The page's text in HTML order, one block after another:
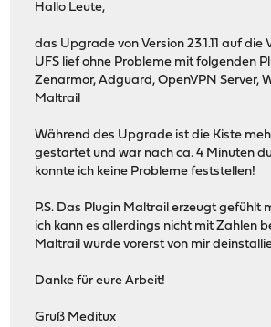
Hallo Leute,
das Upgrade von Version 23.1.11 auf die
UFS lief ohne Probleme mit folgenden
Zenarmor, Adguard, OpenVPN Server,
Maltrail
Während des Upgrade ist die Kiste
gestartet und war nach ca. 4 Minuten
konnte ich keine Probleme feststellen!
P.S. Das Plugin Maltrail erzeugt gefühlt
ich kann es allerdings nicht mit Zahlen
Maltrail wurde vorerst von mir
Danke für eure Arbeit!
Gruß Meditux